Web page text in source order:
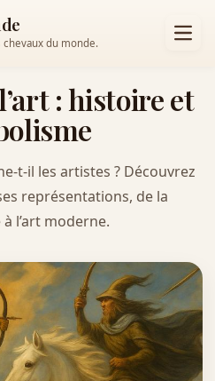
chevaux du monde.
: histoire et
t-il les artistes ? Découvrez
représentations, de la
l’art moderne.